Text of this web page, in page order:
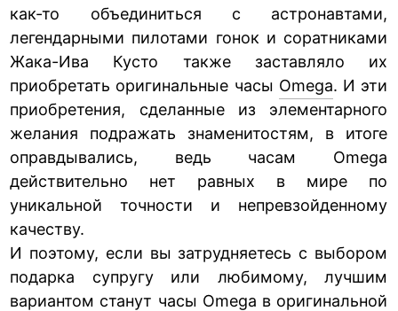
как-то объединиться с астронавтами,
легендарными пилотами гонок и соратниками
Жака-Ива Кусто также заставляло их
приобретать оригинальные часы Omega. И эти
приобретения, сделанные из элементарного
желания подражать знаменитостям, в итоге
оправдывались, ведь часам Omega
действительно нет равных в мире по
уникальной точности и непревзойденному
качеству.
И поэтому, если вы затрудняетесь с выбором
подарка супругу или любимому, лучшим
вариантом станут часы Omega в оригинальной